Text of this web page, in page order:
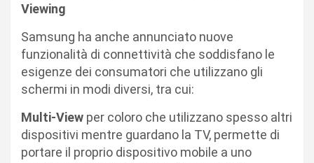
Viewing
Samsung ha anche annunciato nuove
funzionalità di connettività che soddisfano le
esigenze dei consumatori che utilizzano gli
schermi in modi diversi, tra cui:
Multi-View per coloro che utilizzano spesso altri
dispositivi mentre guardano la TV, permette di
portare il proprio dispositivo mobile a uno